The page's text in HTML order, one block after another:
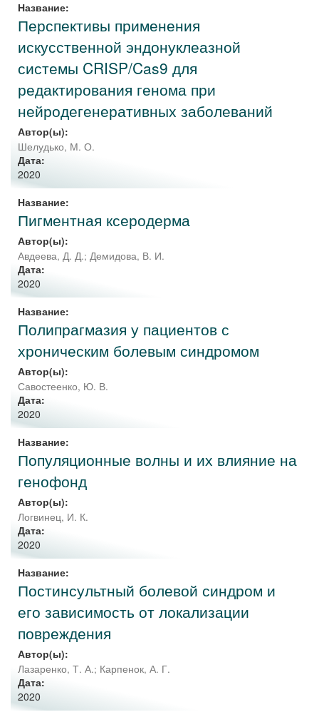
Название:
Перспективы применения
искусственной эндонуклеазной
системы CRISP/Cas9 для
редактирования генома при
нейродегенеративных заболеваний
Автор(ы):
Шелудько, М. О.
Дата:
2020
Название:
Пигментная ксеродерма
Автор(ы):
Авдеева, Д. Д.; Демидова, В. И.
Дата:
2020
Название:
Полипрагмазия у пациентов с
хроническим болевым синдромом
Автор(ы):
Савостеенко, Ю. В.
Дата:
2020
Название:
Популяционные волны и их влияние на
генофонд
Автор(ы):
Логвинец, И. К.
Дата:
2020
Название:
Постинсультный болевой синдром и
его зависимость от локализации
повреждения
Автор(ы):
Лазаренко, Т. А.; Карпенок, А. Г.
Дата:
2020